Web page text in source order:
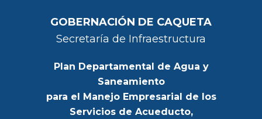
GOBERNACIÓN DE CAQUETA
Secretaría de Infraestructura
Plan Departamental de Agua y
Saneamiento
para el Manejo Empresarial de los
Servicios de Acueducto,